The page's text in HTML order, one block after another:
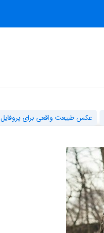
عکس طبیعت واقعی برای پروفایل